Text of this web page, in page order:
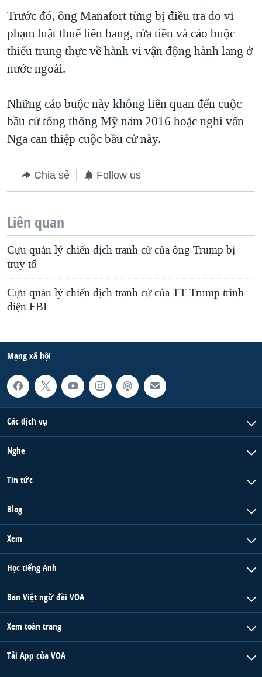
Trước đó, ông Manafort từng bị điều tra do vi
phạm luật thuế liên bang, rửa tiền và cáo buộc
thiếu trung thực về hành vi vận động hành lang ở
nước ngoài.
Những cáo buộc này không liên quan đến cuộc
bầu cử tổng thống Mỹ năm 2016 hoặc nghi vấn
Nga can thiệp cuộc bầu cử này.
Chia sẻ Follow us
Liên quan
Cựu quản lý chiến dịch tranh cử của ông Trump bị
truy tố
Cựu quản lý chiến dịch tranh cử của TT Trump trình
diện FBI
Mạng xã hội
Các dịch vụ
Nghe
Tin tức
Blog
Xem
Học tiếng Anh
Ban Việt ngữ đài VOA
Xem toàn trang
Tải App của VOA